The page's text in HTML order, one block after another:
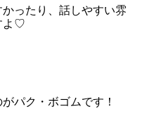
ったり、話しやすい雰
よ♡
パク・ボゴムです！